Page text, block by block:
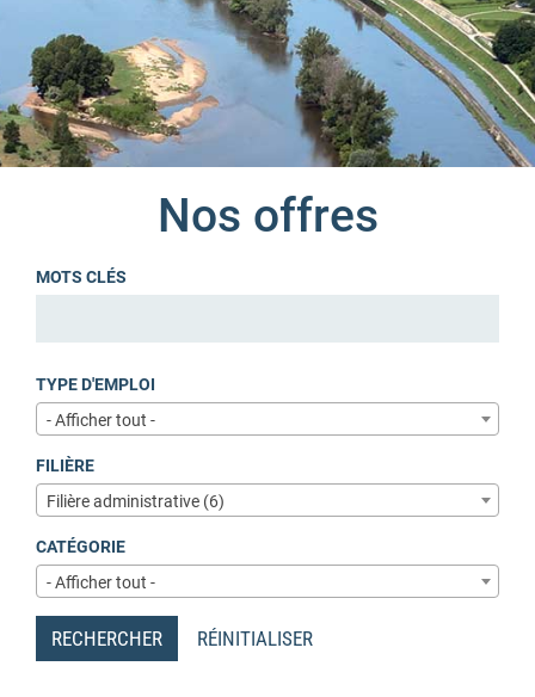
Nos offres
MOTS CLÉS
TYPE D'EMPLOI
- Afficher tout -
FILIÈRE
Filière administrative (6)
CATÉGORIE
- Afficher tout -
RECHERCHER RÉINITIALISER